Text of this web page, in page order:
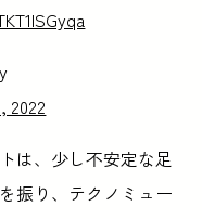
2022
は、少し不安定な足
振り、テクノミュー